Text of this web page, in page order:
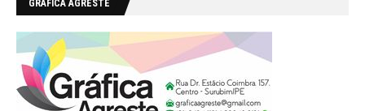
GRÁFICA AGRESTE